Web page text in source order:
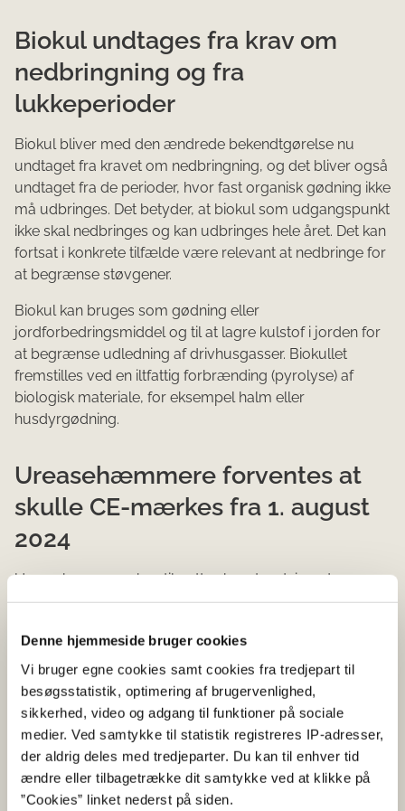
Denne hjemmeside bruger cookies
Vi bruger egne cookies samt cookies fra tredjepart til
besøgsstatistik, optimering af brugervenlighed,
sikkerhed, video og adgang til funktioner på sociale
medier. Ved samtykke til statistik registreres IP-adresser,
der aldrig deles med tredjeparter. Du kan til enhver tid
ændre eller tilbagetrække dit samtykke ved at klikke på
”Cookies” linket nederst på siden.
Biokul undtages fra krav om
nedbringning og fra
lukkeperioder
Biokul bliver med den ændrede bekendtgørelse nu
undtaget fra kravet om nedbringning, og det bliver også
undtaget fra de perioder, hvor fast organisk gødning ikke
må udbringes. Det betyder, at biokul som udgangspunkt
ikke skal nedbringes og kan udbringes hele året. Det kan
fortsat i konkrete tilfælde være relevant at nedbringe for
at begrænse støvgener.
Biokul kan bruges som gødning eller
jordforbedringsmiddel og til at lagre kulstof i jorden for
at begrænse udledning af drivhusgasser. Biokullet
fremstilles ved en iltfattig forbrænding (pyrolyse) af
biologisk materiale, for eksempel halm eller
husdyrgødning.
Ureasehæmmere forventes at
skulle CE-mærkes fra 1. august
2024
Ureasehæmmere kan tilsættes kunstgødning, der
indeholder ureabaserede kvælstofforbindelser som et
placering af gødningen i forbindelse med såning, for at
begrænse fordampningen af ammoniak.
CE-mærkning af ureasehæmmere sikrer, at produkterne
er mærket fyldestgørende. På den måde kan
landbrugerne lettere se, hvilken mængde, der skal
tilsættes kunstgødning for at sikre effekten.
CE-mærkning er en certificering inden for det